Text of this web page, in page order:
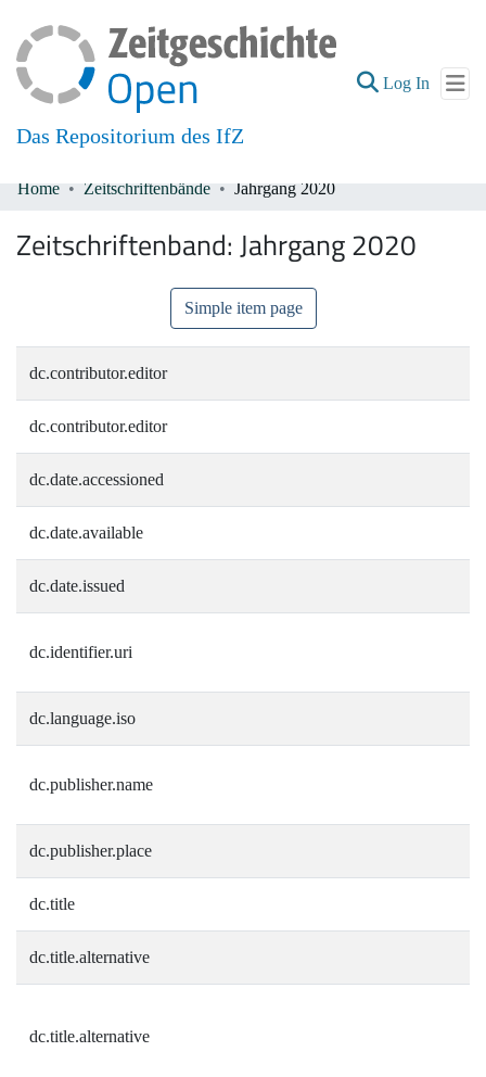
Das Repositorium des IfZ
Log In (current)
All of DSpace
Home Zeitschriftenbände Jahrgang 2020
Zeitschriftenband: Jahrgang 2020
Simple item page
dc.contributor.editor
dc.contributor.editor
dc.date.accessioned
dc.date.available
dc.date.issued
dc.identifier.uri
dc.language.iso
dc.publisher.name
dc.publisher.place
dc.title
dc.title.alternative
dc.title.alternative